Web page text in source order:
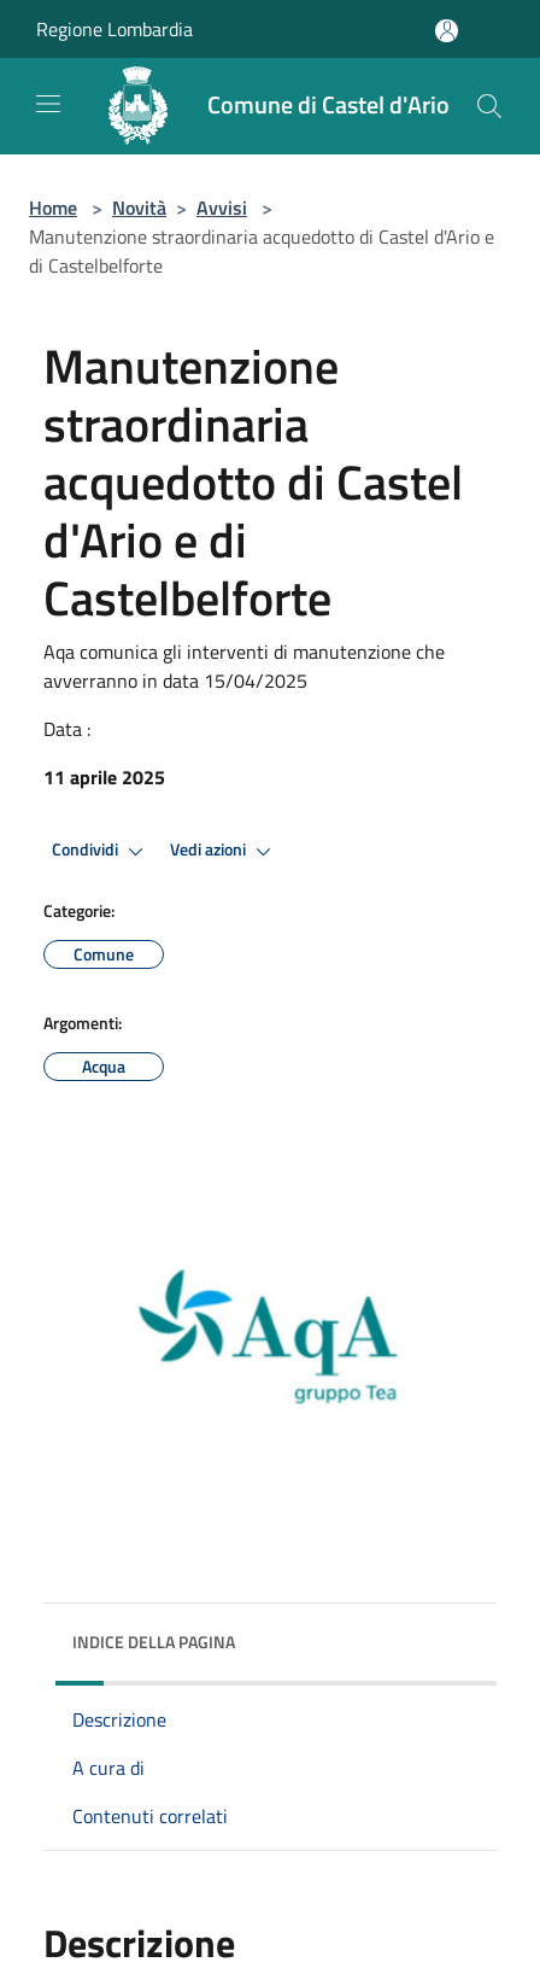
Regione Lombardia
Comune di Castel d'Ario
Home > Novità > Avvisi >
Manutenzione straordinaria acquedotto di Castel d'Ario e
di Castelbelforte
Manutenzione
straordinaria
acquedotto di Castel
d'Ario e di
Castelbelforte
Aqa comunica gli interventi di manutenzione che
avverranno in data 15/04/2025
Data :
11 aprile 2025
Condividi Vedi azioni
Categorie:
Comune
Argomenti:
Acqua
INDICE DELLA PAGINA
Descrizione
A cura di
Contenuti correlati
Descrizione